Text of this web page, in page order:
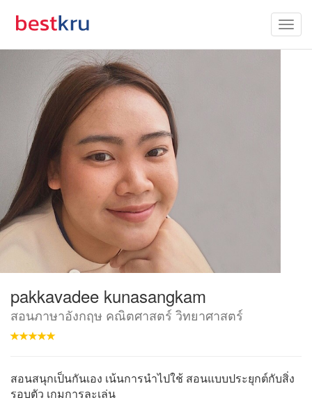
pakkavadee kunasangkam
สอนภาษาอังกฤษ คณิตศาสตร์ วิทยาศาสตร์
สอนสนุกเป็นกันเอง เน้นการนำไปใช้ สอนแบบประยุกต์กับสิ่ง
รอบตัว เกมการละเล่น